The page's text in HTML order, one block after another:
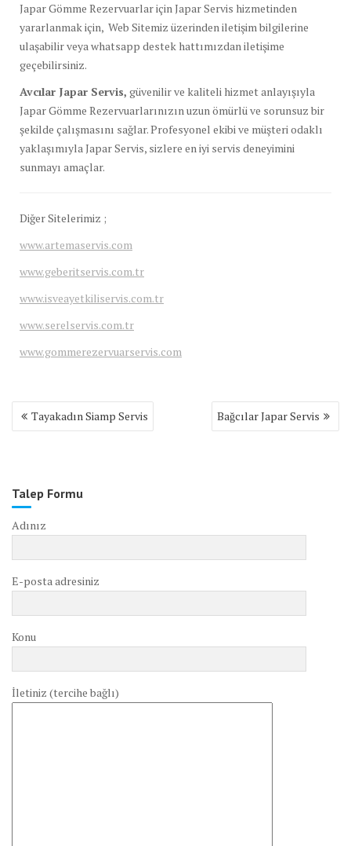
Japar Gömme Rezervuarlar için Japar Servis hizmetinden
yararlanmak için, Web Sitemiz üzerinden iletişim bilgilerine
ulaşabilir veya whatsapp destek hattımızdan iletişime
geçebilirsiniz.
Avcılar Japar Servis, güvenilir ve kaliteli hizmet anlayışıyla
Japar Gömme Rezervuarlarınızın uzun ömürlü ve sorunsuz bir
şekilde çalışmasını sağlar. Profesyonel ekibi ve müşteri odaklı
yaklaşımıyla Japar Servis, sizlere en iyi servis deneyimini
sunmayı amaçlar.
Diğer Sitelerimiz ;
www.artemaservis.com
www.geberitservis.com.tr
www.isveayetkiliservis.com.tr
www.serelservis.com.tr
www.gommerezervuarservis.com
Yazı
gezinmesi
Tayakadın Siamp Servis Bağcılar Japar Servis
Talep Formu
Adınız
E-posta adresiniz
Konu
İletiniz (tercihe bağlı)